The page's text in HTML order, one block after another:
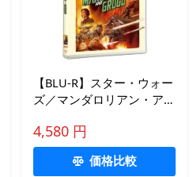
【BLU-R】スター・ウォー
ズ／マンダロリアン・アン
イ + DVDセット(ブルーレ
イ + DVD)
4,580 円
価格比較